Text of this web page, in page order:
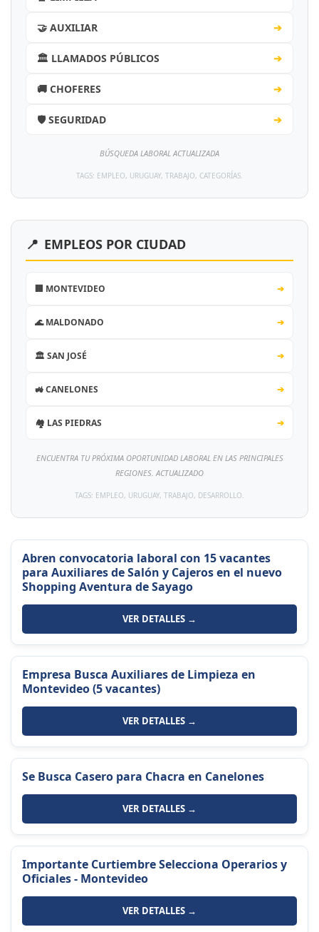
🤝 AUXILIAR ➔
🏛️ LLAMADOS PÚBLICOS ➔
🚚 CHOFERES ➔
🛡️ SEGURIDAD ➔
BÚSQUEDA LABORAL ACTUALIZADA
TAGS: EMPLEO, URUGUAY, TRABAJO, CATEGORÍAS.
📍 EMPLEOS POR CIUDAD
🏢 MONTEVIDEO ➔
🌊 MALDONADO ➔
🏛️ SAN JOSÉ ➔
🚜 CANELONES ➔
🏘️ LAS PIEDRAS ➔
ENCUENTRA TU PRÓXIMA OPORTUNIDAD LABORAL EN LAS PRINCIPALES
REGIONES. ACTUALIZADO
TAGS: EMPLEO, URUGUAY, TRABAJO, DESARROLLO.
Abren convocatoria laboral con 15 vacantes
para Auxiliares de Salón y Cajeros en el nuevo
Shopping Aventura de Sayago
VER DETALLES →
Empresa Busca Auxiliares de Limpieza en
Montevideo (5 vacantes)
VER DETALLES →
Se Busca Casero para Chacra en Canelones
VER DETALLES →
Importante Curtiembre Selecciona Operarios y
Oficiales - Montevideo
VER DETALLES →